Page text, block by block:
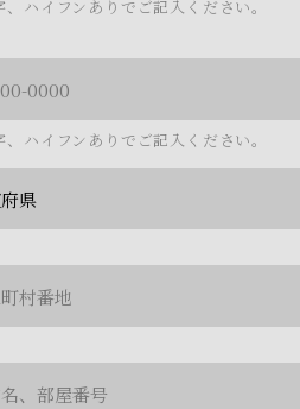
ハイフンありでご記入ください。
ハイフンありでご記入ください。